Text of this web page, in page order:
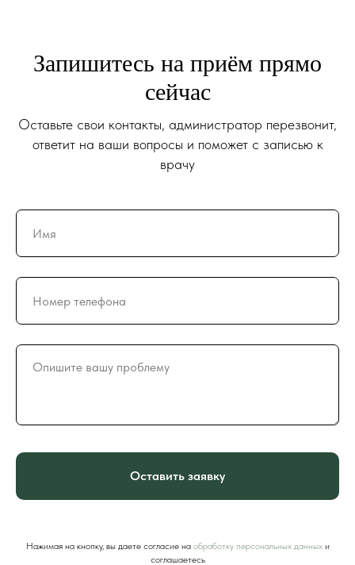
Запишитесь на приём прямо
сейчас
Оставьте свои контакты, администратор перезвонит,
ответит на ваши вопросы и поможет с записью к
врачу
Оставить заявку
Нажимая на кнопку, вы даете согласие на обработку персональных данныхи
соглашаетесь